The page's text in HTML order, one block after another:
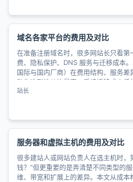
域名各家平台的费用及对比
在准备注册域名时，很多网站长只看第
费、隐私保护、DNS 服务与迁移成本
国际与国内厂商）在费用结构、服务差
助你选到性价比最高、后续迁移成本低
“域......
站长
服务器和虚拟主机的费用及对比
很多建站人或网站负责人在选主机时，
钱？”但更重要的是弄清楚不同类型的
维、带宽和扩展上的差异。本文从成本